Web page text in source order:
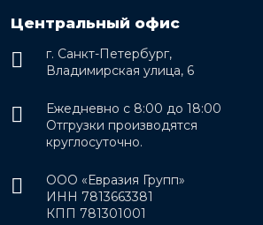
Центральный офис
г. Санкт-Петербург,
Владимирская улица, 6
Ежедневно с 8:00 до 18:00
Отгрузки производятся
круглосуточно.
ООО «Евразия Групп»
ИНН 7813663381
КПП 781301001